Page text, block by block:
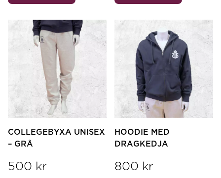
här
har
flera
De
alternativen
väljas
produktsidan
här
flera
varianter.
De
olika
kan
väljas
COLLEGEBYXA UNISEX
– GRÅ
500 kr
HOODIE MED
DRAGKEDJA
800 kr